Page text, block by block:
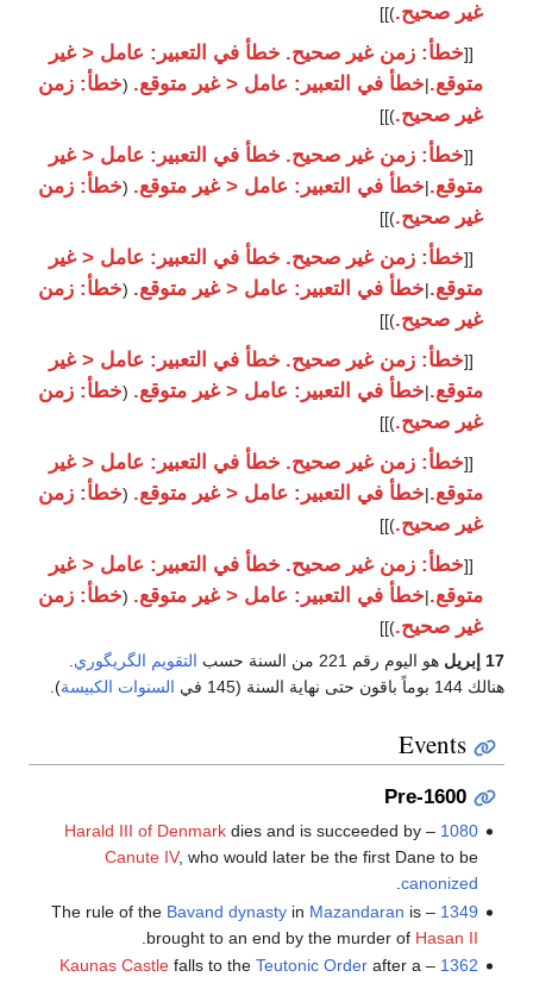
غير صحيح.)]]
[[خطأ: زمن غير صحيح. خطأ في التعبير: عامل < غير
متوقع.|خطأ في التعبير: عامل < غير متوقع. (خطأ: زمن
غير صحيح.)]]
[[خطأ: زمن غير صحيح. خطأ في التعبير: عامل < غير
متوقع.|خطأ في التعبير: عامل < غير متوقع. (خطأ: زمن
غير صحيح.)]]
[[خطأ: زمن غير صحيح. خطأ في التعبير: عامل < غير
متوقع.|خطأ في التعبير: عامل < غير متوقع. (خطأ: زمن
غير صحيح.)]]
[[خطأ: زمن غير صحيح. خطأ في التعبير: عامل < غير
متوقع.|خطأ في التعبير: عامل < غير متوقع. (خطأ: زمن
غير صحيح.)]]
[[خطأ: زمن غير صحيح. خطأ في التعبير: عامل < غير
متوقع.|خطأ في التعبير: عامل < غير متوقع. (خطأ: زمن
غير صحيح.)]]
[[خطأ: زمن غير صحيح. خطأ في التعبير: عامل < غير
متوقع.|خطأ في التعبير: عامل < غير متوقع. (خطأ: زمن
غير صحيح.)]]
17 إبريل
هو اليوم رقم 221 من السنة حسب التقويم الگريگوري
هنالك 144 بوماً باقون حتى نهاية السنة (145 في
السنوات الكبيسة).
Events
Pre-1600
1080
–
Harald III of Denmarkdies and is succeeded by
Canute IV, who would later be the first Dane to be
canonized
1349
– The rule of the
Bavand dynastyin Mazandaran is
brought to an end by the murder of Hasan II
1362
–
Kaunas Castlefalls to the Teutonic Orderafter a